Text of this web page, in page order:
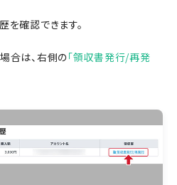
を確認できます。
合は、右側の「領収書発行/再発